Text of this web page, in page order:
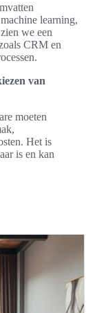
learning,
we een
CRM en
van
moeten
Het is
is en kan